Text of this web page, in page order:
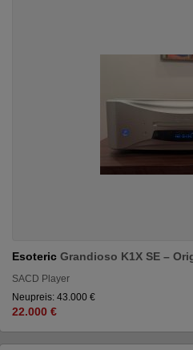
Esoteric Grandioso K1X SE –
SACD Player
Neupreis: 43.000 €
22.000 €